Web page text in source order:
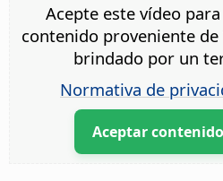
Acepte este vídeo
contenido proveniente de
brindado por un
Normativa de
Aceptar